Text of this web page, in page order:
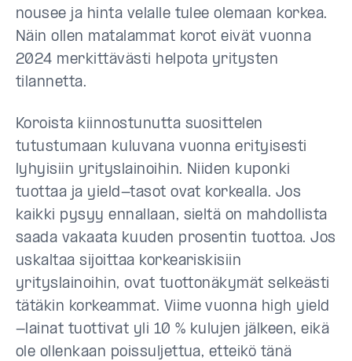
nousee ja hinta velalle tulee olemaan korkea.
Näin ollen matalammat korot eivät vuonna
2024 merkittävästi helpota yritysten
tilannetta.
Koroista kiinnostunutta suosittelen
tutustumaan kuluvana vuonna erityisesti
lyhyisiin yrityslainoihin. Niiden kuponki
tuottaa ja yield-tasot ovat korkealla. Jos
kaikki pysyy ennallaan, sieltä on mahdollista
saada vakaata kuuden prosentin tuottoa. Jos
uskaltaa sijoittaa korkeariskisiin
yrityslainoihin, ovat tuottonäkymät selkeästi
tätäkin korkeammat. Viime vuonna high yield
-lainat tuottivat yli 10 % kulujen jälkeen, eikä
ole ollenkaan poissuljettua, etteikö tänä